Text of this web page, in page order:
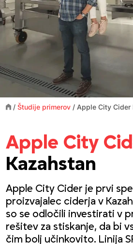
/ Študije primerov / Apple City Cider
Apple City
Kazahstan
Apple City Cider je prvi
proizvajalec ciderja v
so se odločili investirati v
rešitev za stiskanje, da bi
čim bolj učinkovito. Linija